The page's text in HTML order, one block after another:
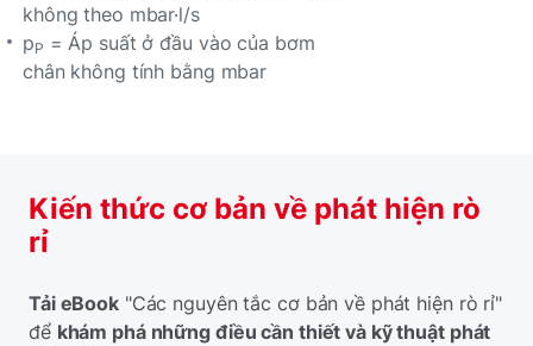
không theo mbar·l/s
pP = Áp suất ở đầu vào của bơm
chân không tính bằng mbar
Kiến thức cơ bản về phát hiện rò
rỉ
Tải eBook"Các nguyên tắc cơ bản về phát hiện rò rỉ"
để khám phá những điều cần thiết và kỹ thuật phát